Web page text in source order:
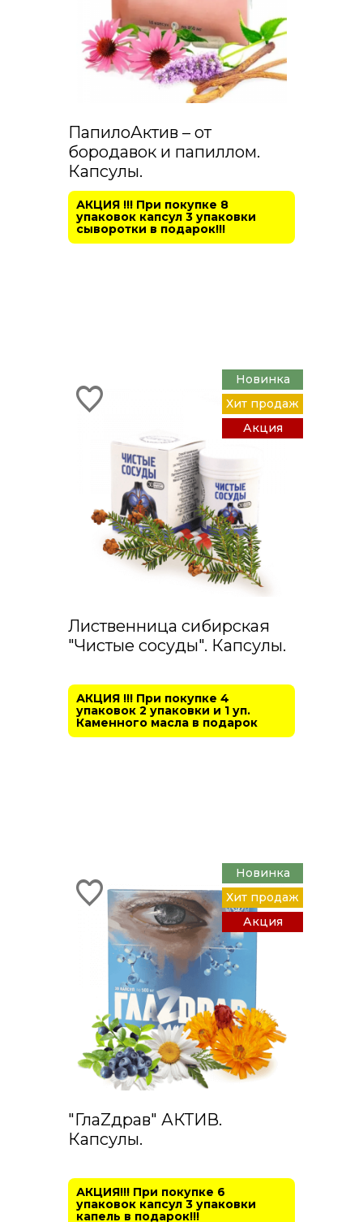
ПапилоАктив – от
бородавок и папиллом.
Капсулы.
АКЦИЯ !!! При покупке 8
упаковок капсул 3 упаковки
сыворотки в подарок!!!
Новинка
Хит продаж
Акция
Лиственница сибирская
"Чистые сосуды". Капсулы.
АКЦИЯ !!! При покупке 4
упаковок 2 упаковки и 1 уп.
Каменного масла в подарок
Новинка
Хит продаж
Акция
"ГлаZдрав" АКТИВ.
Капсулы.
АКЦИЯ!!! При покупке 6
упаковок капсул 3 упаковки
капель в подарок!!!